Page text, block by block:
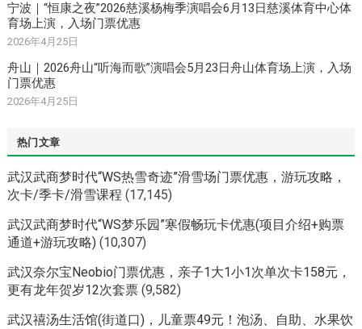
宁波｜“恒康之夜”2026慈溪杨梅季演唱会6月13日慈溪体育中心体
育场上演，入场门票优惠
2026年4月25日
舟山｜2026舟山“听海而歌”演唱会5月23日舟山体育场上演，入场
门票优惠
2026年4月25日
热门文章
武汉武商梦时代“WS热雪奇迹”滑雪场门票优惠，游玩攻略，
次卡/季卡/滑雪课程 (17,145)
武汉武商梦时代“WS梦乐园”寒假畅玩卡优惠(项目介绍+购票
通道+游玩攻略) (10,307)
武汉奈尔宝Neobio门票优惠，亲子1大1小1次单次卡158元，
更有龙年贺岁12次套票 (9,582)
武汉禧汤生活馆(街道口)，儿童票49元！泡汤、自助、水果饮